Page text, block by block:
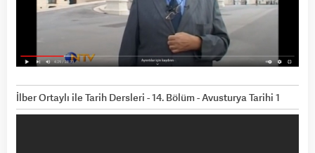
İlber Ortaylı ile Tarih Dersleri - 14. Bölüm - Avusturya Tarihi 1